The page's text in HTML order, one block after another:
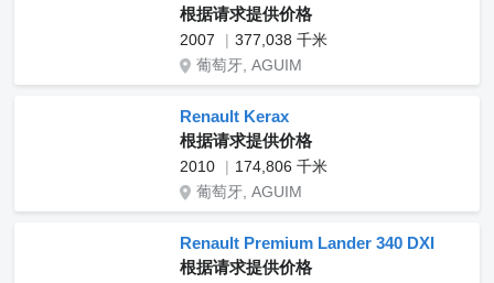
根据请求提供价格
2007
377,038 千米
葡萄牙, AGUIM
Renault Kerax
根据请求提供价格
2010
174,806 千米
葡萄牙, AGUIM
Renault Premium Lander 340 DXI
根据请求提供价格